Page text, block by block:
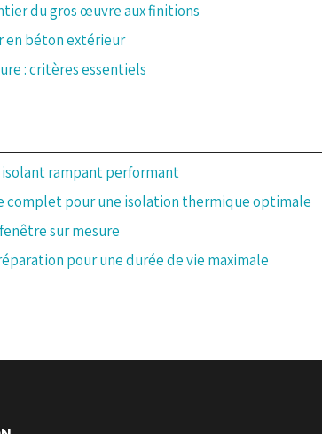
du gros œuvre aux finitions
en béton extérieur
: critères essentiels
isolant rampant performant
complet pour une isolation thermique optimale
sur mesure
pour une durée de vie maximale